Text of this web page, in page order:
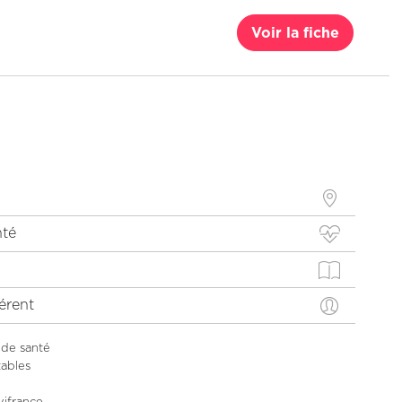
Voir la fiche
Voir la fiche
AUCH
1, place Denfert-Rochereau 32002
AUCH
santé